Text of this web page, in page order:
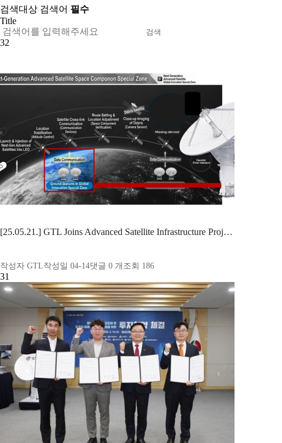
검색대상 검색어 필수
검색
32
[25.05.21.] GTL Joins Advanced Satellite Infrastructure Proj…
작성자 GTL작성일 04-14댓글 0 개 조회 186
31